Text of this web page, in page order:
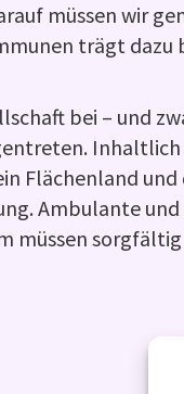
müssen wir
trägt dazu
bei – und
Flächenland
Ambulante
müssen